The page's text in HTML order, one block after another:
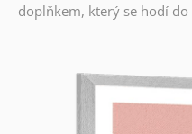
doplňkem, který se hodí